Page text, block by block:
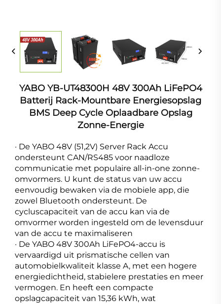
YABO YB-UT48300H 48V 300Ah LiFePO4
Batterij Rack-Mountbare Energiesopslag
BMS Deep Cycle Oplaadbare Opslag
Zonne-Energie
· De YABO 48V (51,2V) Server Rack Accu
ondersteunt CAN/RS485 voor naadloze
communicatie met populaire all-in-one zonne-
omvormers. U kunt de status van uw accu
eenvoudig bewaken via de mobiele app, die
zowel Bluetooth ondersteunt. De
cycluscapaciteit van de accu kan via de
omvormer worden ingesteld om de levensduur
van de accu te maximaliseren
· De YABO 48V 300Ah LiFePO4-accu is
vervaardigd uit prismatische cellen van
automobielkwaliteit klasse A, met een hogere
energiedichtheid, stabielere prestaties en meer
vermogen. En heeft een compacte
opslagcapaciteit van 15,36 kWh, wat